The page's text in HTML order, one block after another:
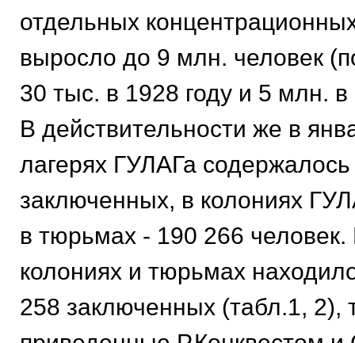
отдельных
выросло до 9 млн. человек
30 тыс. в 1928 году и 5 млн.
В действительности же в
лагерях ГУЛАГа
заключенных, в колониях
в тюрьмах - 190 266 человек.
колониях и тюрьмах
258 заключенных (табл.1, 2),